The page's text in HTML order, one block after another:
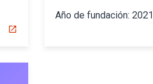
open_in_new
Año de fundación: 2021